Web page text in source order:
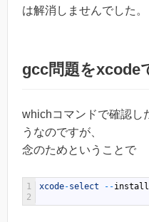
は解消しませんでした。
gcc問題をxcode
whichコマンドで確認し
うなのですが、
念のためということで
1
2
xcode-select --install